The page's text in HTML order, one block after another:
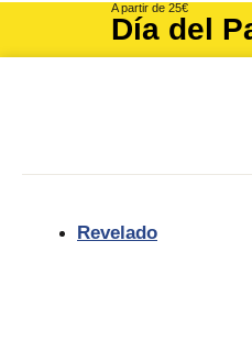
A partir de 25€
Día del
Revelado